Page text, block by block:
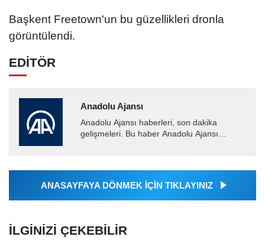
Başkent Freetown'un bu güzellikleri dronla
görüntülendi.
EDİTÖR
Anadolu Ajansı
Anadolu Ajansı haberleri, son dakika
gelişmeleri. Bu haber Anadolu Ajansı
tarafından geçilen tüm...
ANASAYFAYA DÖNMEK İÇİN TIKLAYINIZ
İLGINIZI ÇEKEBILIR